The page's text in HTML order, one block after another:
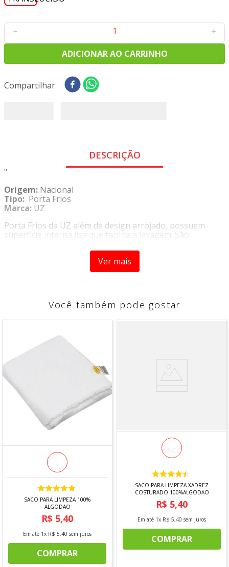
＋
－
ADICIONAR AO CARRINHO
Compartilhar
DESCRIÇÃO
"
Origem: Nacional
Tipo: Porta Frios
Marca: UZ
Porta Frios da UZ além de design arrojado, possuem
superfície interna lisa que facilita a lavagem. São
transparência, material 100% reciclável e atóxico.
Composição:
Políestireno
*imagens meramente ilustrativas
"
Ver mais
Você também pode gostar
SACO PARA LIMPEZA 100%
ALGODAO
R$ 5,40
Em até 1x R$ 5,40 sem juros
COMPRAR
SACO PARA LIMPEZA XADREZ
COSTURADO 100%ALGODAO
R$ 5,40
Em até 1x R$ 5,40 sem juros
COMPRAR
9º
tecido oxford
10º toalha mesa